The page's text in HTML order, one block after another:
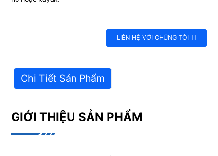
LIÊN HỆ VỚI CHÚNG TÔI
Chi Tiết Sản Phẩm
GIỚI THIỆU SẢN PHẨM